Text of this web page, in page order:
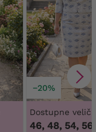
−20%
Dostupne
46, 48, 54, 56